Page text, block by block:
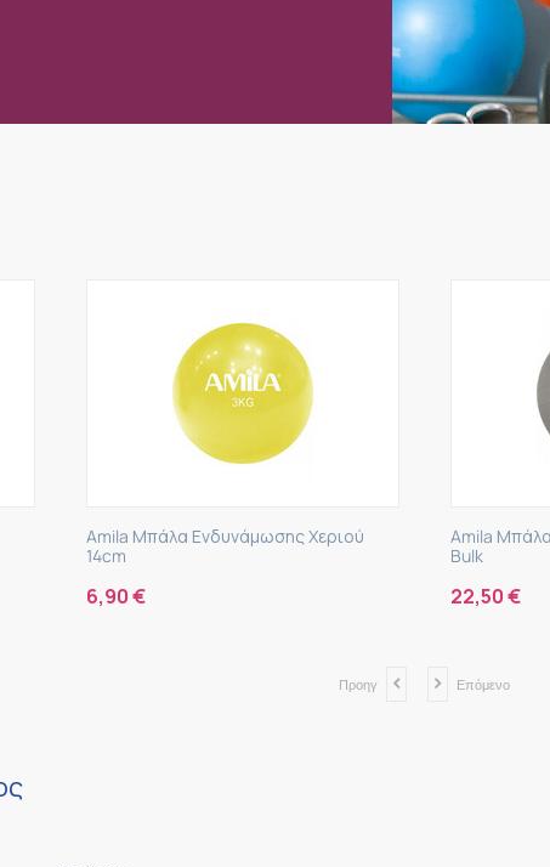
Amila Μπάλα Ενδυνάμωσης Χεριού
14cm
6,90€
Amila Μπάλα
22,50€
Προηγ Επόμενο